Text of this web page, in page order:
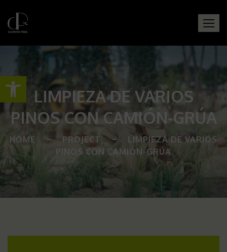
Abrir barra de herramientas
LIMPIEZA DE VARIOS
PINOS CON CAMIÓN-GRÚA
HOME PROJECT
LIMPIEZA DE VARIOS
PINOS CON CAMIÓN-GRÚA